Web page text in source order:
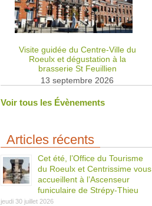
Visite guidée du Centre-Ville du
Roeulx et dégustation à la
brasserie St Feuillien
13 septembre 2026
Voir tous les Évènements
Articles récents
Cet été, l’Office du Tourisme
du Roeulx et Centrissime vous
accueillent à l’Ascenseur
funiculaire de Strépy-Thieu
jeudi 30 juillet 2026